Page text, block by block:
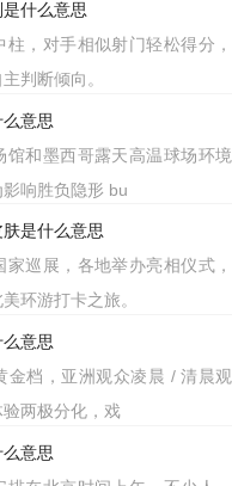
什么意思
，对手相似射门轻松得分，
判断倾向。
意思
和墨西哥露天高温球场环境
响胜负隐形 bu
是什么意思
巡展，各地举办亮相仪式，
环游打卡之旅。
意思
档，亚洲观众凌晨 / 清晨观
两极分化，戏
意思